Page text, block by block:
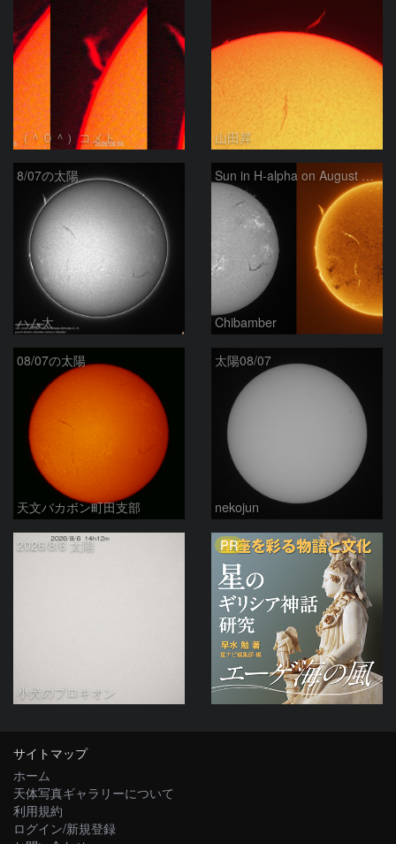
（＾０＾）コメト 山田昇
8/07の太陽
ハム太
Sun in H-alpha on August 7, 2026
Chibamber
08/07の太陽
天文バカボン町田支部
太陽08/07
nekojun
2026/8/6 太陽
小犬のプロキオン
PR
サイトマップ
ホーム
天体写真ギャラリーについて
利用規約
ログイン/新規登録